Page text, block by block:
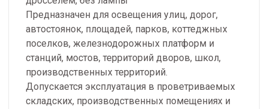
Предназначен для освещения улиц, дорог,
автостоянок, площадей, парков, коттеджных
поселков, железнодорожных платформ и
станций, мостов, территорий дворов, школ,
производственных территорий.
Допускается эксплуатация в проветриваемых
складских, производственных помещениях и